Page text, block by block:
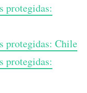
protegidas:
protegidas: Chile
protegidas: